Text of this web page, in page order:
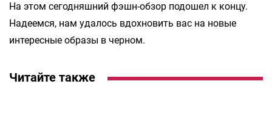
На этом сегодняшний фэшн-обзор подошел к концу.
Надеемся, нам удалось вдохновить вас на новые
интересные образы в черном.
Читайте также